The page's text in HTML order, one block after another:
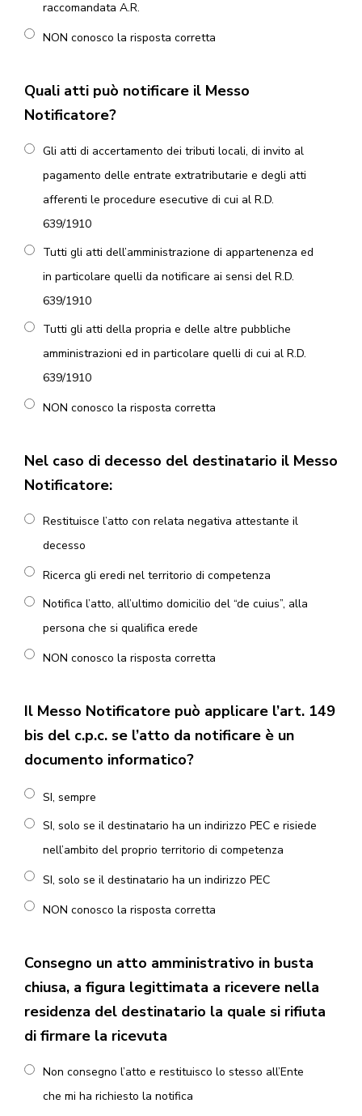
raccomandata A.R.
NON conosco la risposta corretta
Quali atti può notificare il Messo
Notificatore?
Gli atti di accertamento dei tributi locali, di invito al
pagamento delle entrate extratributarie e degli atti
afferenti le procedure esecutive di cui al R.D.
639/1910
Tutti gli atti dell’amministrazione di appartenenza ed
in particolare quelli da notificare ai sensi del R.D.
639/1910
Tutti gli atti della propria e delle altre pubbliche
amministrazioni ed in particolare quelli di cui al R.D.
639/1910
NON conosco la risposta corretta
Nel caso di decesso del destinatario il Messo
Notificatore:
Restituisce l’atto con relata negativa attestante il
decesso
Ricerca gli eredi nel territorio di competenza
Notifica l’atto, all’ultimo domicilio del “de cuius”, alla
persona che si qualifica erede
NON conosco la risposta corretta
Il Messo Notificatore può applicare l’art. 149
bis del c.p.c. se l’atto da notificare è un
documento informatico?
SI, sempre
SI, solo se il destinatario ha un indirizzo PEC e risiede
nell’ambito del proprio territorio di competenza
SI, solo se il destinatario ha un indirizzo PEC
NON conosco la risposta corretta
Consegno un atto amministrativo in busta
chiusa, a figura legittimata a ricevere nella
residenza del destinatario la quale si rifiuta
di firmare la ricevuta
Non consegno l’atto e restituisco lo stesso all’Ente
che mi ha richiesto la notifica